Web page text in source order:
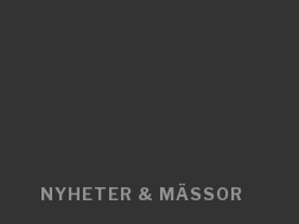
NYHETER & MÄSSOR